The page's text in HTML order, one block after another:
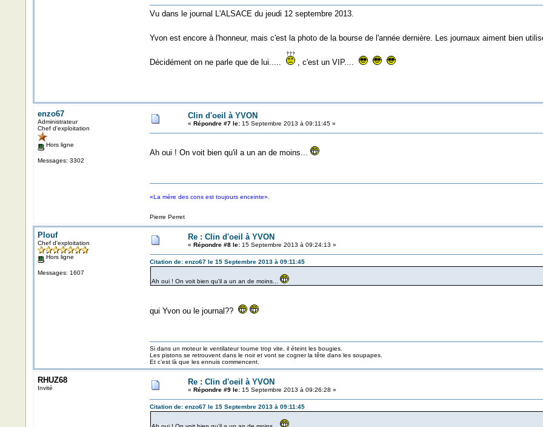
Vu dans le journal L'ALSACE du jeudi 12 septembre 2013.
Yvon est encore à l'honneur, mais c'est la photo de la bourse de l'année dernière. Les journaux aiment bien
Décidément on ne parle que de lui..... , c'est un VIP....
enzo67
Administrateur
Chef d'exploitation
Hors ligne
Messages: 3302
Clin d'oeil à YVON
« Répondre #7 le:15 Septembre 2013 à 09:11:45 »
Ah oui ! On voit bien qu'il a un an de moins...
«La mère des cons est toujours enceinte».
Pierre Perret
Plouf
Chef d'exploitation
Hors ligne
Messages: 1607
Re : Clin d'oeil à YVON
« Répondre #8 le:15 Septembre 2013 à 09:24:13 »
Citation de: enzo67 le 15 Septembre 2013 à 09:11:45
Ah oui ! On voit bien qu'il a un an de moins...
qui Yvon ou le journal??
Si dans un moteur le ventilateur tourne trop vite, il éteint les bougies.
Les pistons se retrouvent dans le noir et vont se cogner la tête dans les soupapes.
Et c’est là que les ennuis commencent.
RHUZ68
Invité
Re : Clin d'oeil à YVON
« Répondre #9 le:15 Septembre 2013 à 09:26:28 »
Citation de: enzo67 le 15 Septembre 2013 à 09:11:45